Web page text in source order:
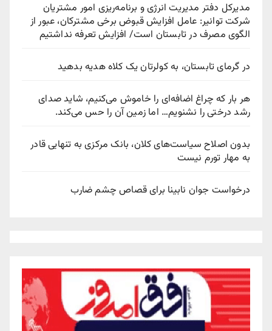
مدیرکل دفتر مدیریت انرژی و برنامه‌ریزی امور مشتریان
شرکت توانیر: عامل افزایش قبوض برخی مشترکان، عبور از
الگوی مصرف در تابستان است/ افزایش تعرفه نداشتیم
در گرمای تابستان، به کولرتان یک کلاه هدیه بدهید
هر بار که چراغ اضافه‌ای را خاموش می‌کنیم، شاید صدای
رشد درختی را نشنویم… اما زمین آن را حس می‌کند.
بدون اصلاح سیاست‌های کلان، بانک مرکزی به تنهایی قادر
به مهار تورم نیست
درخواست جوان نابینا برای قصاص چشم ضارب